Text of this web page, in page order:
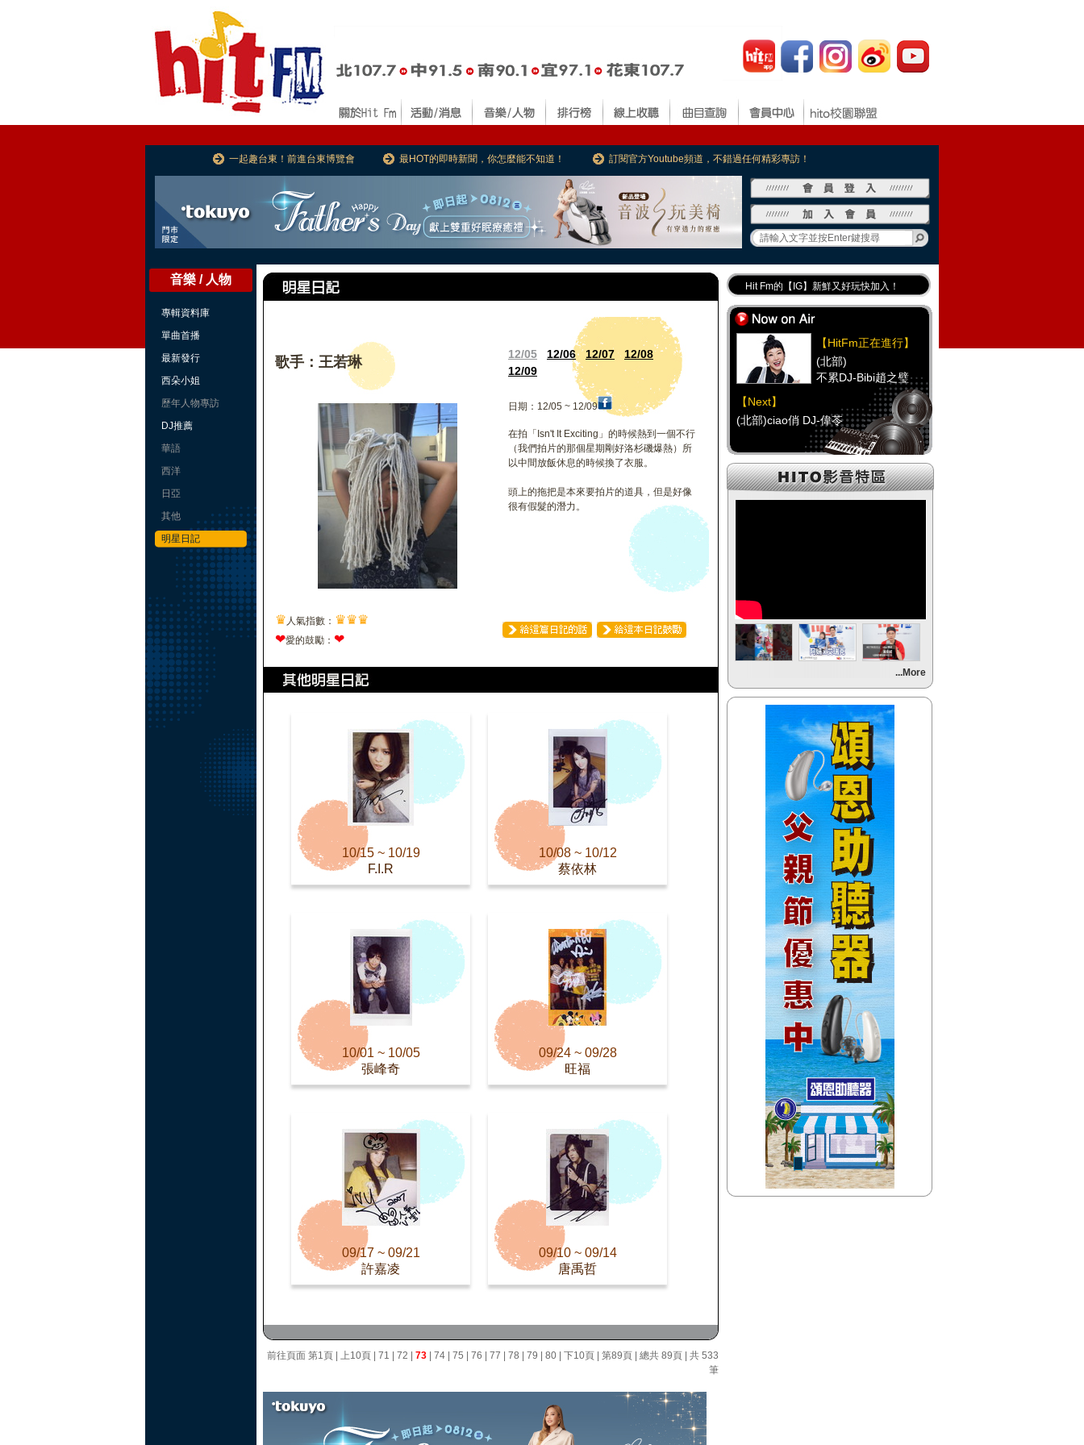
一起趣台東！前進台東博覽會 最HOT的即時新聞，你怎麼能不知道！ 訂閱官方Youtube頻道，不錯過任何精彩專訪！
音樂 / 人物
專輯資料庫
單曲首播
最新發行
西朵小姐
歷年人物專訪
DJ推薦
華語
西洋
日亞
其他
明星日記
歌手：王若琳 12/05 12/06 12/07
12/08
12/09
日期：12/05 ~ 12/09
在拍「Isn't It Exciting」的時候熱到一個不行
（我們拍片的那個星期剛好洛杉磯爆熱）所
以中間放飯休息的時候換了衣服。
頭上的拖把是本來要拍片的道具，但是好像
很有假髮的潛力。
♛ 人氣指數： ♛♛♛
❤愛的鼓勵： ❤
10/15 ~ 10/19
F.I.R
10/08 ~ 10/12
蔡依林
10/01 ~ 10/05
張峰奇
09/24 ~ 09/28
旺福
09/17 ~ 09/21
許嘉凌
09/10 ~ 09/14
唐禹哲
前往頁面 第1頁 上10頁 71 72 73 74 75 76 77 78 79 80 下10頁 第89頁 | 總共 89頁 | 共 533
筆
Hit Fm的【IG】新鮮又好玩快加入！
Hit Fm【FB臉書粉絲團】等你加入！
最專業《DJ推薦》好音樂千萬別錯過！
好康報報 最新優惠訊息都在這！
【HitFm正在進行】
(北部)
不累DJ-Bibi趙之璧
【Next】
(北部)ciao俏 DJ-偉苓
【HitFm正在進行】
(中部)
(南部)
不累DJ-Bibi趙之璧
【Next】
【HitFm正在進行】
(宜蘭)
POP 大國民-錢毅
【Next】
(宜蘭)POP大國民-平秀琳
【HitFm正在進行】
(花東)
POP 大國民-錢毅
【Next】
(花東)POP大國民-平秀琳
...More